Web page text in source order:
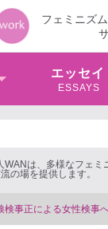
フェミニズ
エッセイ
ESSAYS
は、多様なフェミ
の場を提供します。
性検事を支援する会